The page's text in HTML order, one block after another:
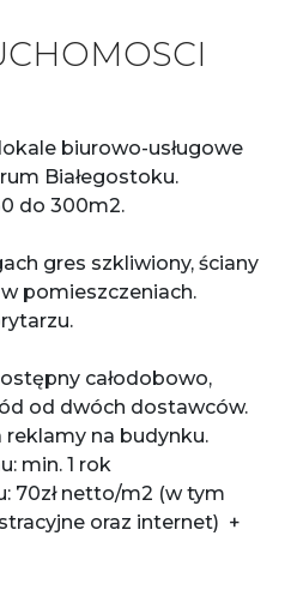
biurowo-usługowe
Białegostoku.
do 300m2.
gres szkliwiony, ściany
pomieszczeniach.
całodobowo,
od dwóch dostawców.
reklamy na budynku.
min. 1 rok
70zł netto/m2 (w tym
oraz internet) +